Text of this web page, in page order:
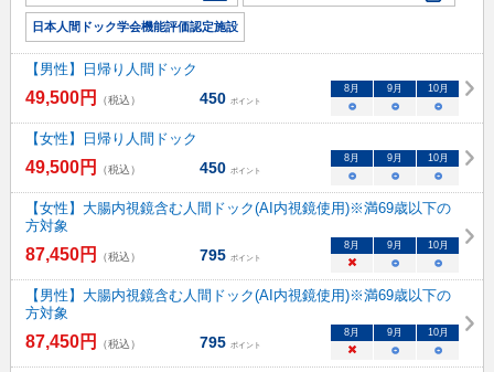
日本人間ドック学会機能評価認定施設
【男性】日帰り人間ドック
49,500円 （税込） 450 ポイント
8 月 9 月 10月
○ ○ ○
【女性】日帰り人間ドック
49,500円 （税込） 450 ポイント
8 月 9 月 10月
○ ○ ○
【女性】大腸内視鏡含む人間ドック(AI内視鏡使用)※満69歳以下の
方対象
87,450円 （税込） 795 ポイント
8 月 9 月 10月
× ○ ○
【男性】大腸内視鏡含む人間ドック(AI内視鏡使用)※満69歳以下の
方対象
87,450円 （税込） 795 ポイント
8 月 9 月 10月
× ○ ○